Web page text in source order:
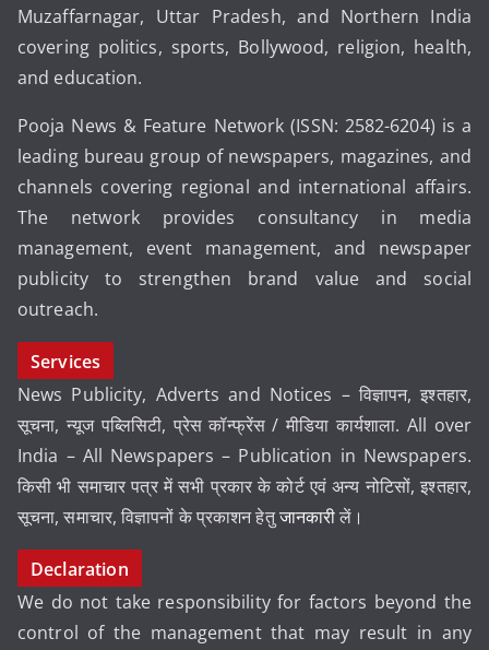
Muzaffarnagar, Uttar Pradesh, and Northern India
covering politics, sports, Bollywood, religion, health,
and education.
Pooja News & Feature Network (ISSN: 2582-6204) is a
leading bureau group of newspapers, magazines, and
channels covering regional and international affairs.
The network provides consultancy in media
management, event management, and newspaper
publicity to strengthen brand value and social
outreach.
Services
News Publicity, Adverts and Notices – विज्ञापन, इश्तहार,
सूचना, न्यूज पब्लिसिटी, प्रेस कॉन्फ्रेंस / मीडिया कार्यशाला. All over
India – All Newspapers – Publication in Newspapers.
किसी भी समाचार पत्र में सभी प्रकार के कोर्ट एवं अन्य नोटिसों, इश्तहार,
सूचना, समाचार, विज्ञापनों के प्रकाशन हेतुजानकारीलें।
Declaration
We do not take responsibility for factors beyond the
control of the management that may result in any